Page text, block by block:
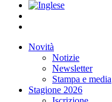
Novità
Notizie
Newsletter
Stampa e media
Stagione 2026